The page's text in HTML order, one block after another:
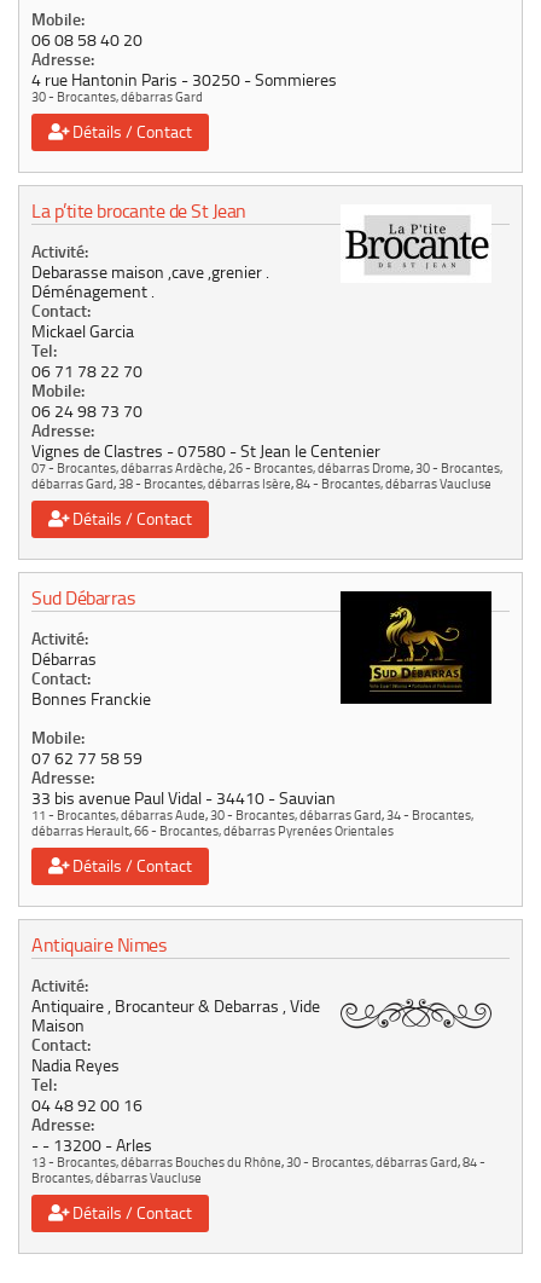
Mobile:
06 08 58 40 20
Adresse:
4 rue Hantonin Paris 30250 Sommieres
30 - Brocantes, débarras Gard
Détails / Contact
La p’tite brocante de St Jean
Activité:
Debarasse maison ,cave ,grenier .
Déménagement .
Contact:
Mickael Garcia
Tel:
06 71 78 22 70
Mobile:
06 24 98 73 70
Adresse:
Vignes de Clastres 07580 St Jean le Centenier
07 - Brocantes, débarras Ardèche,26 - Brocantes, débarras Drome,30 - Brocantes,
débarras Gard,38 - Brocantes, débarras Isère,84 - Brocantes, débarras Vaucluse
Détails / Contact
Sud Débarras
Activité:
Débarras
Contact:
Bonnes Franckie
Mobile:
07 62 77 58 59
Adresse:
33 bis avenue Paul Vidal 34410 Sauvian
11 - Brocantes, débarras Aude,30 - Brocantes, débarras Gard,34 - Brocantes,
débarras Herault,66 - Brocantes, débarras Pyrenées Orientales
Détails / Contact
Antiquaire Nimes
Activité:
Antiquaire , Brocanteur & Debarras , Vide
Maison
Contact:
Nadia Reyes
Tel:
04 48 92 00 16
Adresse:
- 13200 Arles
13 - Brocantes, débarras Bouches du Rhône,30 - Brocantes, débarras Gard,84 -
Brocantes, débarras Vaucluse
Détails / Contact